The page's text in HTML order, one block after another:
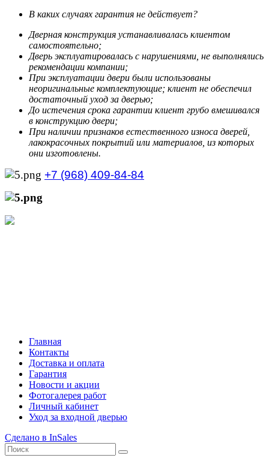
В каких случаях гарантия не действует?
Дверная конструкция устанавливалась клиентом
самостоятельно;
Дверь эксплуатировалась с нарушениями, не выполнялись
рекомендации компании;
При эксплуатации двери были использованы
неоригинальные комплектующие; клиент не обеспечил
достаточный уход за дверью;
До истечения срока гарантии клиент грубо вмешивался
в конструкцию двери;
При наличии признаков естественного износа дверей,
лакокрасочных покрытий или материалов, из которых
они изготовлены.
+7 (968) 409-84-84
Главная
Контакты
Доставка и оплата
Гарантия
Новости и акции
Фотогалерея работ
Личный кабинет
Уход за входной дверью
Сделано в InSales